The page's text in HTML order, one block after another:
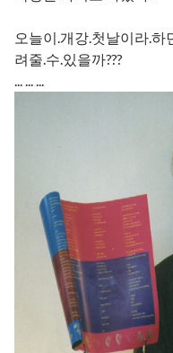
오늘이.개강.첫날이라.하
려줄.수.있을까???
... ... ...